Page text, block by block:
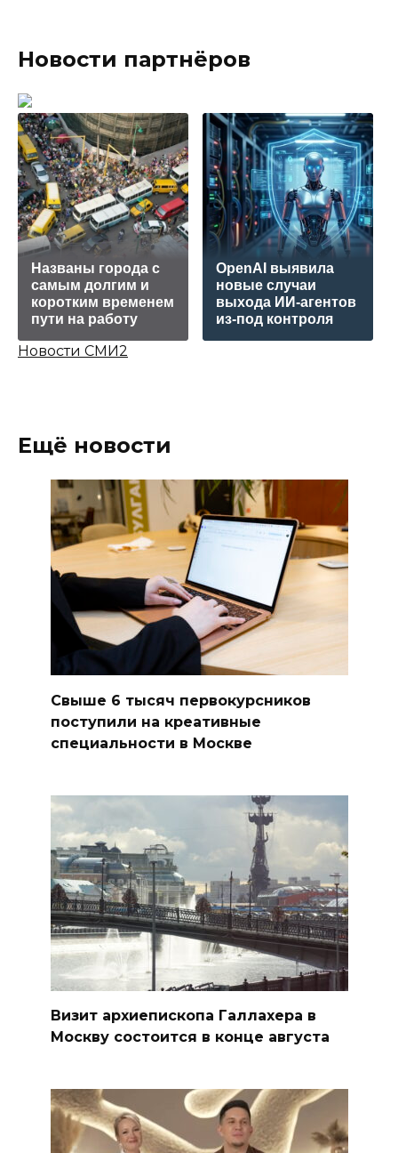
Новости партнёров
Названы города с
самым долгим и
коротким временем
пути на работу
OpenAI выявила
новые случаи
выхода ИИ-агентов
из-под контроля
Новости СМИ2
Ещё новости
Свыше 6 тысяч первокурсников
поступили на креативные
специальности в Москве
Визит архиепископа Галлахера в
Москву состоится в конце августа